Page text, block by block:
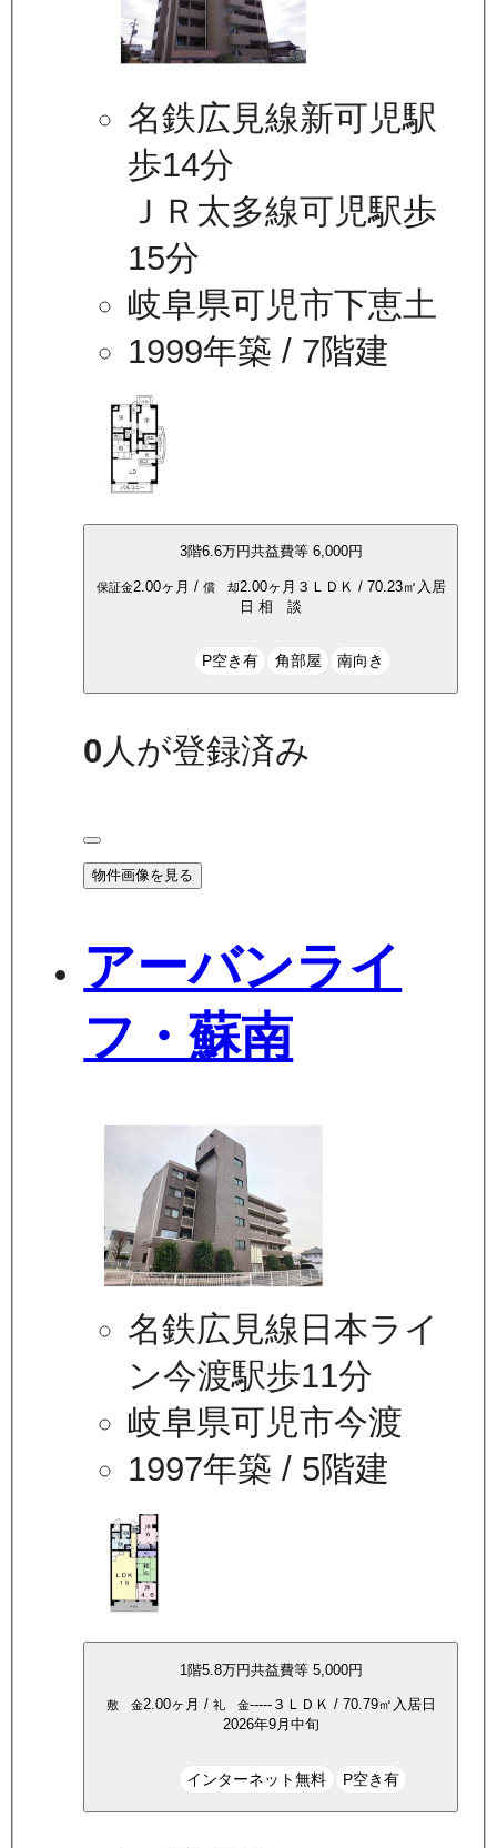
名鉄広見線新可児駅
歩14分
ＪＲ太多線可児駅歩
15分
岐阜県可児市下恵土
1999年築 / 7階建
3階6.6万円共益費等 6,000円
保証金2.00ヶ月 / 償 却2.00ヶ月 ３ＬＤＫ / 70.23㎡ 入居
日 相 談
P空き有 角部屋 南向き
0人が登録済み
物件画像を見る
アーバンライ
フ・蘇南
名鉄広見線日本ライ
ン今渡駅歩11分
岐阜県可児市今渡
1997年築 / 5階建
1 階5.8万円共益費等 5,000円
敷 金2.00ヶ月 / 礼 金-----３ＬＤＫ / 70.79㎡ 入居日
2026年9月中旬
インターネット無料 P空き有